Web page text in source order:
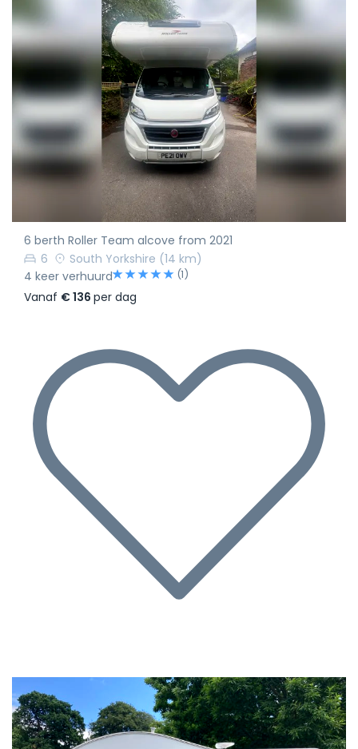
6 berth Roller Team alcove from 2021
6
South Yorkshire (14 km)
4 keer verhuurd
(1)
Vanaf € 136 per dag